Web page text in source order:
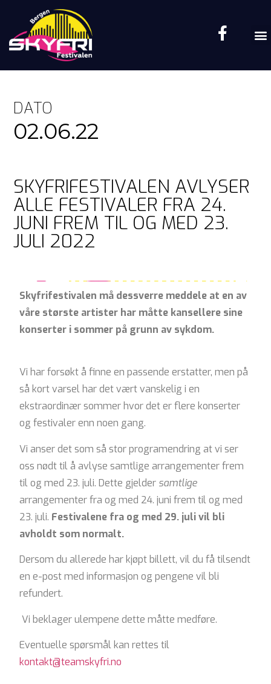
DATO
02.06.22
SKYFRIFESTIVALEN AVLYSER
ALLE FESTIVALER FRA 24.
JUNI FREM TIL OG MED 23.
JULI 2022
Skyfrifestivalen må dessverre meddele at en av
våre største artister har måtte kansellere sine
konserter i sommer på grunn av sykdom.
Vi har forsøkt å finne en passende erstatter, men på
så kort varsel har det vært vanskelig i en
ekstraordinær sommer hvor det er flere konserter
og festivaler enn noen gang.
Vi anser det som så stor programendring at vi ser
oss nødt til å avlyse samtlige arrangementer frem
til og med 23. juli. Dette gjelder samtlige
arrangementer fra og med 24. juni frem til og med
23. juli. Festivalene fra og med 29. juli vil bli
avholdt som normalt.
Dersom du allerede har kjøpt billett, vil du få tilsendt
en e-post med informasjon og pengene vil bli
refundert.
Vi beklager ulempene dette måtte medføre.
Eventuelle spørsmål kan rettes til
kontakt@teamskyfri.no